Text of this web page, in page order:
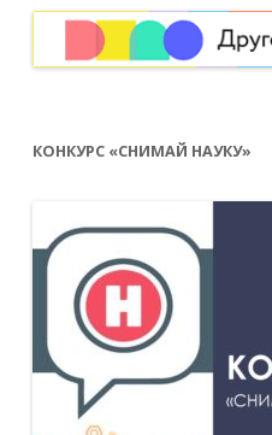
КОНКУРС «СНИМАЙ НАУКУ»